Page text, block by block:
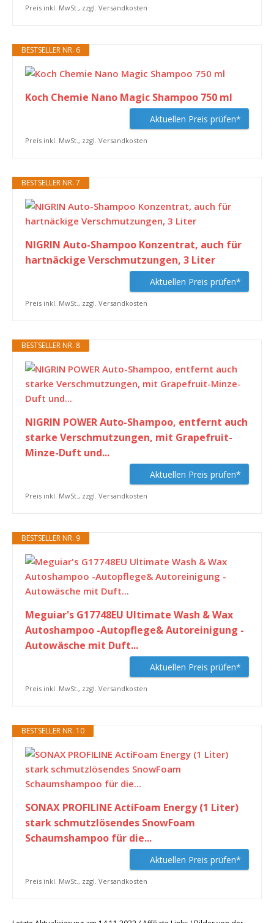
Preis inkl. MwSt., zzgl. Versandkosten
BESTSELLER NR. 6
Koch Chemie Nano Magic Shampoo 750 ml
Aktuellen Preis prüfen*
Preis inkl. MwSt., zzgl. Versandkosten
BESTSELLER NR. 7
NIGRIN Auto-Shampoo Konzentrat, auch für
hartnäckige Verschmutzungen, 3 Liter
Aktuellen Preis prüfen*
Preis inkl. MwSt., zzgl. Versandkosten
BESTSELLER NR. 8
NIGRIN POWER Auto-Shampoo, entfernt auch
starke Verschmutzungen, mit Grapefruit-
Minze-Duft und...
Aktuellen Preis prüfen*
Preis inkl. MwSt., zzgl. Versandkosten
BESTSELLER NR. 9
Meguiar's G17748EU Ultimate Wash & Wax
Autoshampoo -Autopflege& Autoreinigung -
Autowäsche mit Duft...
Aktuellen Preis prüfen*
Preis inkl. MwSt., zzgl. Versandkosten
BESTSELLER NR. 10
SONAX PROFILINE ActiFoam Energy (1 Liter)
stark schmutzlösendes SnowFoam
Schaumshampoo für die...
Aktuellen Preis prüfen*
Preis inkl. MwSt., zzgl. Versandkosten